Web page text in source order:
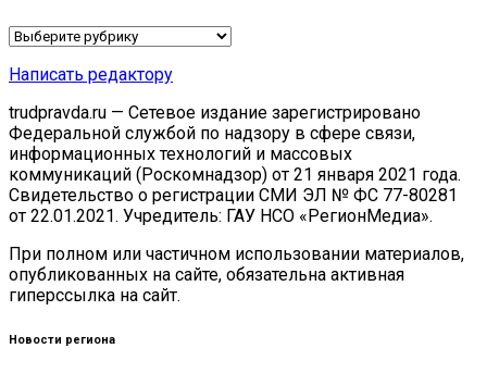
Рубрики
Написать редактору
trudpravda.ru — Сетевое издание зарегистрировано
Федеральной службой по надзору в сфере связи,
информационных технологий и массовых
коммуникаций (Роскомнадзор) от 21 января 2021 года.
Свидетельство о регистрации СМИ ЭЛ № ФС 77-80281
от 22.01.2021. Учредитель: ГАУ НСО «РегионМедиа».
При полном или частичном использовании материалов,
опубликованных на сайте, обязательна активная
гиперссылка на сайт.
Новости региона